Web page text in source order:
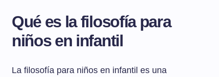
Qué es la filosofía para
niños en infantil
La filosofía para niños en infantil es una